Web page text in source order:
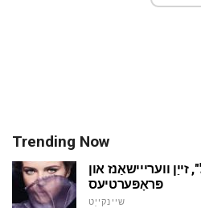
Trending Now
ווערייישאַנז און
פּראָפּערטיעס
שיינקייַט